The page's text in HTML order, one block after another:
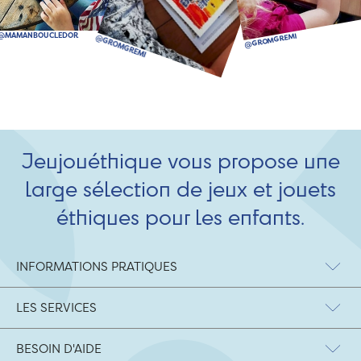
Jeujouéthique vous propose une
large sélection de jeux et jouets
éthiques pour les enfants.
INFORMATIONS PRATIQUES
LES SERVICES
BESOIN D'AIDE